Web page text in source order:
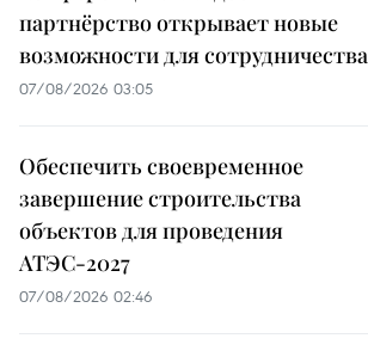
партнёрство открывает новые
возможности для сотрудничества
07/08/2026 03:05
Обеспечить своевременное
завершение строительства
объектов для проведения
АТЭС-2027
07/08/2026 02:46